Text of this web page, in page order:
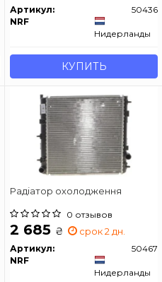
Артикул:
50436
NRF
Нидерланды
КУПИТЬ
Радіатор охолодження
0 отзывов
2 685 ₴ срок 2 дн.
Артикул:
50467
NRF
Нидерланды